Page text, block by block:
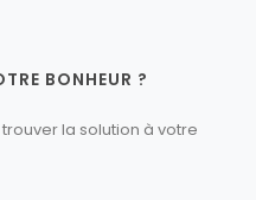
BONHEUR ?
la solution à votre